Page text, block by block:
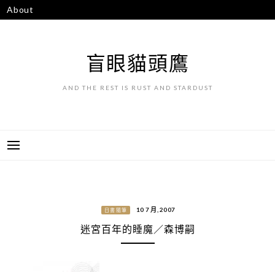
跳
至
About
盲眼貓頭鷹
AND THE REST IS RUST AND STARDUST
日書隨筆 10 7 月, 2007
迷宮百年的睡魔／森博嗣